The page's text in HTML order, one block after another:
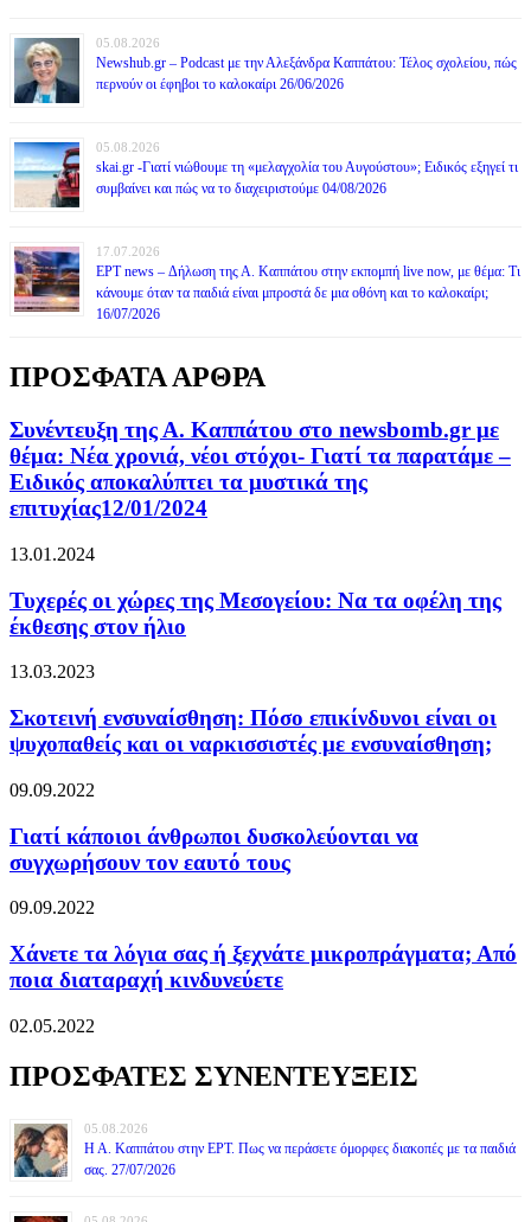
05.08.2026
Newshub.gr – Podcast με την Αλεξάνδρα Καππάτου: Τέλος σχολείου, πώς
περνούν οι έφηβοι το καλοκαίρι 26/06/2026
05.08.2026
skai.gr -Γιατί νιώθουμε τη «μελαγχολία του Αυγούστου»; Ειδικός εξηγεί τι
συμβαίνει και πώς να το διαχειριστούμε 04/08/2026
17.07.2026
ΕΡΤ news – Δήλωση της Α. Καππάτου στην εκπομπή live now, με θέμα: Τι
κάνουμε όταν τα παιδιά είναι μπροστά δε μια οθόνη και το καλοκαίρι;
16/07/2026
ΠΡΟΣΦΑΤΑ ΑΡΘΡΑ
Συνέντευξη της Α. Καππάτου στο newsbomb.gr με
θέμα: Νέα χρονιά, νέοι στόχοι- Γιατί τα παρατάμε –
Ειδικός αποκαλύπτει τα μυστικά της
επιτυχίας12/01/2024
13.01.2024
Τυχερές οι χώρες της Μεσογείου: Να τα οφέλη της
έκθεσης στον ήλιο
13.03.2023
Σκοτεινή ενσυναίσθηση: Πόσο επικίνδυνοι είναι οι
ψυχοπαθείς και οι ναρκισσιστές με ενσυναίσθηση;
09.09.2022
Γιατί κάποιοι άνθρωποι δυσκολεύονται να
συγχωρήσουν τον εαυτό τους
09.09.2022
Χάνετε τα λόγια σας ή ξεχνάτε μικροπράγματα; Από
ποια διαταραχή κινδυνεύετε
02.05.2022
ΠΡΟΣΦΑΤΕΣ ΣΥΝΕΝΤΕΥΞΕΙΣ
05.08.2026
Η Α. Καππάτου στην ΕΡΤ. Πως να περάσετε όμορφες διακοπές με τα παιδιά
σας. 27/07/2026